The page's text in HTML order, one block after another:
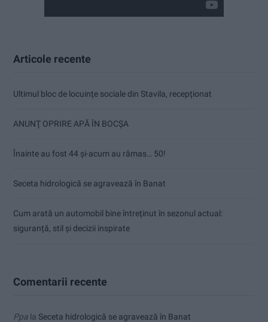
Articole recente
Ultimul bloc de locuințe sociale din Stavila, recepționat
ANUNŢ OPRIRE APĂ ÎN BOCȘA
Înainte au fost 44 și-acum au rămas… 50!
Seceta hidrologică se agravează în Banat
Cum arată un automobil bine întreținut în sezonul actual:
siguranță, stil și decizii inspirate
Comentarii recente
Ppa la Seceta hidrologică se agravează în Banat